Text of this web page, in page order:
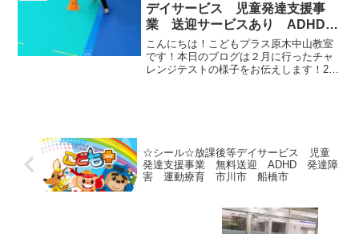
デイサービス 児童発達支援事
業 送迎サービスあり ADHD
発達障害 運動療育 市川市 船
橋市
こんにちは！こどもプラス原木中山教室
です！本日のブログは２月に行ったチャ
レンジテストの様子をお伝えします！2月
☆シール☆放課後等デイサービス 児童
発達支援事業 無料送迎 ADHD 発達障
害 運動療育 市川市 船橋市